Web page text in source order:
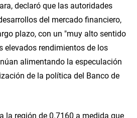
declaró que las autoridades
del mercado financiero,
plazo, con un "muy alto sentido
elevados rendimientos de los
alimentando la especulación
de la política del Banco de
la región de 0.7160 a medida que